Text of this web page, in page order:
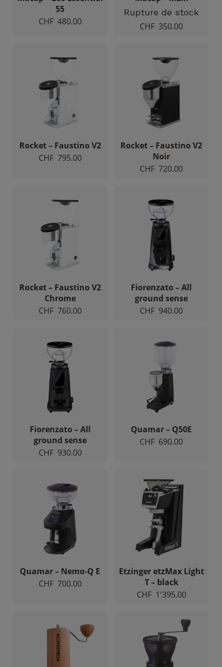
55
CHF 480.00
Rupture de stock
CHF 350.00
Rocket – Faustino V2
CHF 795.00
Rocket – Faustino V2
Noir
CHF 720.00
Rocket – Faustino V2
Chrome
CHF 760.00
Fiorenzato – All
ground sense
CHF 940.00
Fiorenzato – All
ground sense
CHF 930.00
Quamar – Q50E
CHF 690.00
Quamar – Nemo-Q E
CHF 700.00
Etzinger etzMax Light
T – black
CHF 1'395.00
certaines
fonctionnalités
disparaîtront
Marketing
En partageant
votre intérêt et
comportement
lorsque vous
visitez notre
site, vous
augmentez les
chances de
des offres
personnalisés.